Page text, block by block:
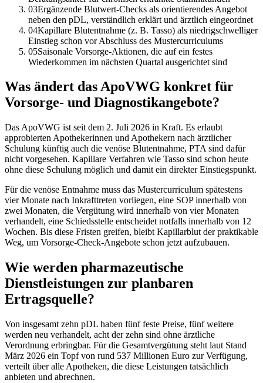
03Ergänzende Blutwert-Checks als orientierendes Angebot
neben den pDL, verständlich erklärt und ärztlich eingeordnet
04Kapillare Blutentnahme (z. B. Tasso) als niedrigschwelliger
Einstieg schon vor Abschluss des Mustercurriculums
05Saisonale Vorsorge-Aktionen, die auf ein festes
Wiederkommen im nächsten Quartal ausgerichtet sind
Was ändert das ApoVWG konkret für
Vorsorge- und Diagnostikangebote?
Das ApoVWG ist seit dem 2. Juli 2026 in Kraft. Es erlaubt
approbierten Apothekerinnen und Apothekern nach ärztlicher
Schulung künftig auch die venöse Blutentnahme, PTA sind dafür
nicht vorgesehen. Kapillare Verfahren wie Tasso sind schon heute
ohne diese Schulung möglich und damit ein direkter Einstiegspunkt.
Für die venöse Entnahme muss das Mustercurriculum spätestens
vier Monate nach Inkrafttreten vorliegen, eine SOP innerhalb von
zwei Monaten, die Vergütung wird innerhalb von vier Monaten
verhandelt, eine Schiedsstelle entscheidet notfalls innerhalb von 12
Wochen. Bis diese Fristen greifen, bleibt Kapillarblut der praktikable
Weg, um Vorsorge-Check-Angebote schon jetzt aufzubauen.
Wie werden pharmazeutische
Dienstleistungen zur planbaren
Ertragsquelle?
Von insgesamt zehn pDL haben fünf feste Preise, fünf weitere
werden neu verhandelt, acht der zehn sind ohne ärztliche
Verordnung erbringbar. Für die Gesamtvergütung steht laut Stand
März 2026 ein Topf von rund 537 Millionen Euro zur Verfügung,
verteilt über alle Apotheken, die diese Leistungen tatsächlich
anbieten und abrechnen.